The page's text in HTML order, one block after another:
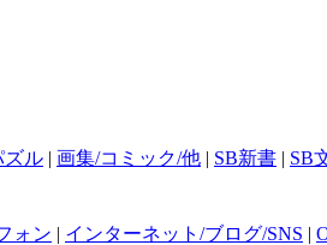
ズル | 画集/コミック/他 | SB新書 | SB
ォン | インターネット/ブログ/SNS |